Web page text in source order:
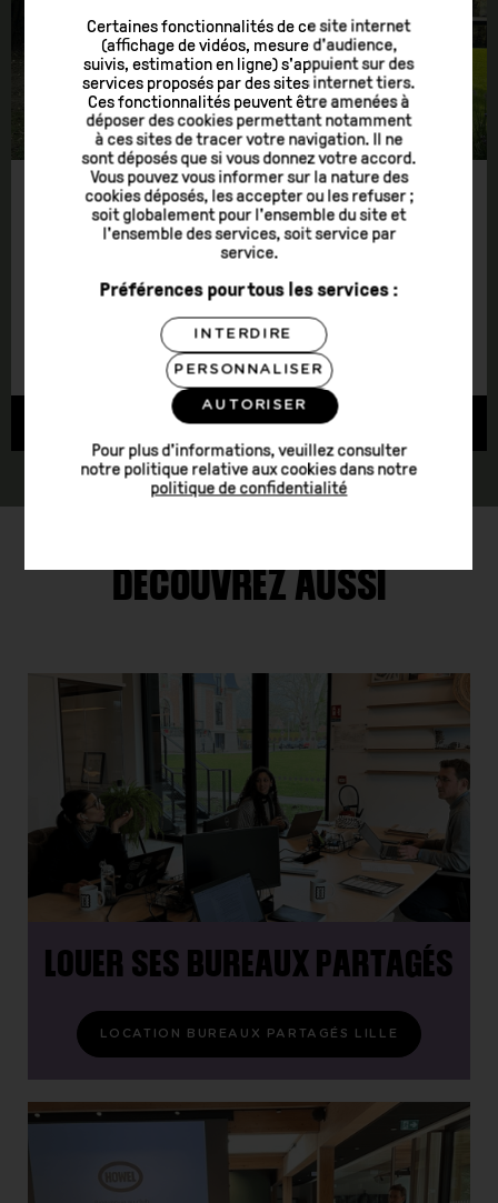
TOP 16 DES IDÉES DE TEAM BUILDING LES
PLUS ORIGINALES
20 janvier
DÉCOUVREZ AUSSI
LOUER SES BUREAUX PARTAGÉS
LOCATION BUREAUX PARTAGÉS LILLE
Certaines fonctionnalités de ce site internet
(affichage de vidéos, mesure d'audience,
suivis, estimation en ligne) s'appuient sur des
services proposés par des sites internet tiers.
Ces fonctionnalités peuvent être amenées à
déposer des cookies permettant notamment
à ces sites de tracer votre navigation. Il ne
sont déposés que si vous donnez votre accord.
Vous pouvez vous informer sur la nature des
cookies déposés, les accepter ou les refuser ;
soit globalement pour l'ensemble du site et
l'ensemble des services, soit service par
service.
Préférences pour tous les services :
INTERDIRE
PERSONNALISER
AUTORISER
Pour plus d'informations, veuillez consulter
notre politique relative aux cookies dans notre
politique de confidentialité